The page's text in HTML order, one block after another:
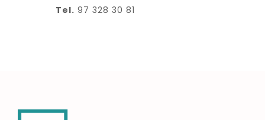
Tel. 97 328 30 81